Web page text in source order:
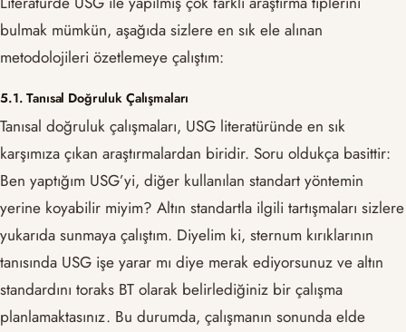
bulmak mümkün, aşağıda sizlere en sık ele alınan
metodolojileri özetlemeye çalıştım:
5.1. Tanısal Doğruluk Çalışmaları
Tanısal doğruluk çalışmaları, USG literatüründe en sık
karşımıza çıkan araştırmalardan biridir. Soru oldukça basittir:
Ben yaptığım USG’yi, diğer kullanılan standart yöntemin
yerine koyabilir miyim? Altın standartla ilgili tartışmaları sizlere
yukarıda sunmaya çalıştım. Diyelim ki, sternum kırıklarının
tanısında USG işe yarar mı diye merak ediyorsunuz ve altın
standardını toraks BT olarak belirlediğiniz bir çalışma
planlamaktasınız. Bu durumda, çalışmanın sonunda elde